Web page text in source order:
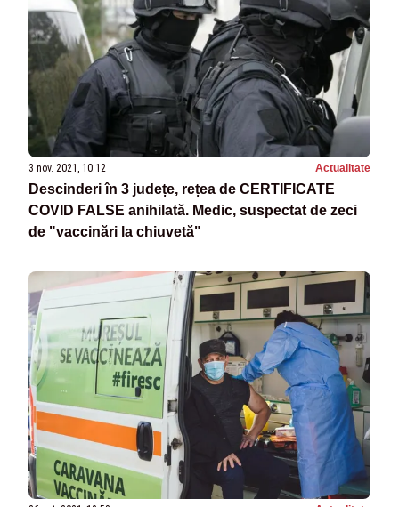
3 nov. 2021, 10:12 Actualitate
Descinderi în 3 județe, rețea de CERTIFICATE
COVID FALSE anihilată. Medic, suspectat de zeci
de "vaccinări la chiuvetă"